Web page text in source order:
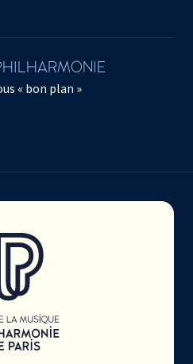
« bon plan »